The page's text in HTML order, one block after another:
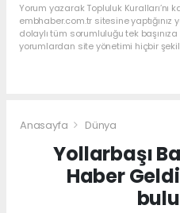
Yorum yazarak Topluluk Kuralları’nı
embhaber.com.tr sitesine
dolaylı tüm sorumluluğu tek
yorumlardan site yönetimi hiçbir
Anasayfa Dünya
Yollarbaşı
Haber